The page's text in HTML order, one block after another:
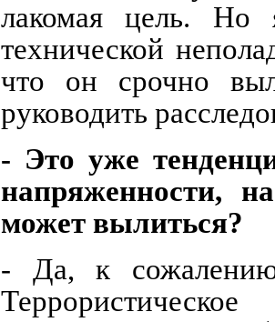
лакомая цель. Но
технической
что он срочно
руководить
- Это уже
напряженности,
может вылиться?
- Да, к